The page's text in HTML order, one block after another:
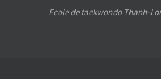
Ecole de taekwondo Thanh-